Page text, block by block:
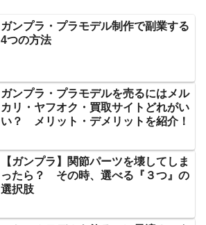
ガンプラ・プラモデル制作で副業する
4つの方法
ガンプラ・プラモデルを売るにはメル
カリ・ヤフオク・買取サイトどれがい
い？ メリット・デメリットを紹介！
【ガンプラ】関節パーツを壊してしま
ったら？ その時、選べる『３つ』の
選択肢